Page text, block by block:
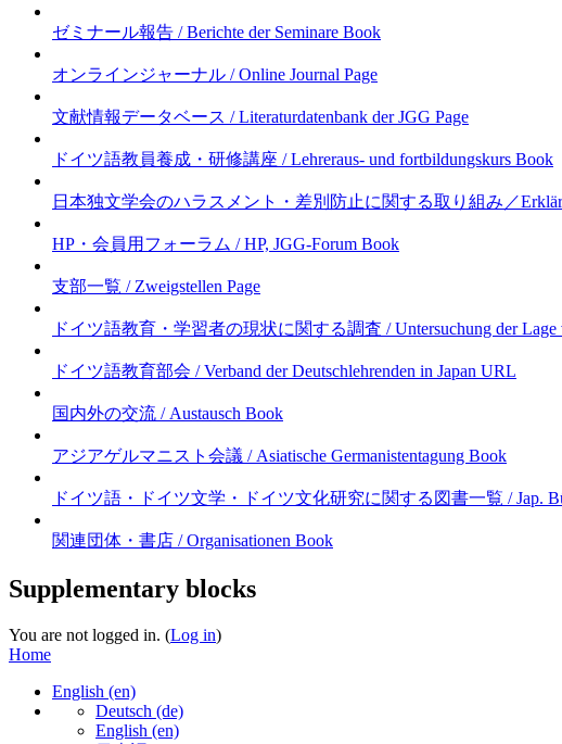
ゼミナール報告 / Berichte der Seminare Book
オンラインジャーナル / Online Journal Page
文献情報データベース / Literaturdatenbank der JGG Page
ドイツ語教員養成・研修講座 / Lehreraus- und fortbildungskurs Book
日本独文学会のハラスメント・差別防止に関する取り組み／
HP・会員用フォーラム / HP, JGG-Forum Book
支部一覧 / Zweigstellen Page
ドイツ語教育・学習者の現状に関する調査 / Untersuchung der Lage
ドイツ語教育部会 / Verband der Deutschlehrenden in Japan URL
国内外の交流 / Austausch Book
アジアゲルマニスト会議 / Asiatische Germanistentagung Book
ドイツ語・ドイツ文学・ドイツ文化研究に関する図書一覧 / Jap.
関連団体・書店 / Organisationen Book
Supplementary blocks
You are not logged in. (Log in)
Home
English ‎(en)‎
Deutsch ‎(de)‎
English ‎(en)‎